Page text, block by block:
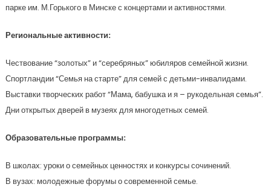
парке им. М.Горького в Минске с концертами и активностями.
Региональные активности:
Чествование “золотых” и “серебряных” юбиляров семейной жизни.
Спортландии “Семья на старте” для семей с детьми-инвалидами.
Выставки творческих работ “Мама, бабушка и я – рукодельная семья”.
Дни открытых дверей в музеях для многодетных семей.
Образовательные программы:
В школах: уроки о семейных ценностях и конкурсы сочинений.
В вузах: молодежные форумы о современной семье.